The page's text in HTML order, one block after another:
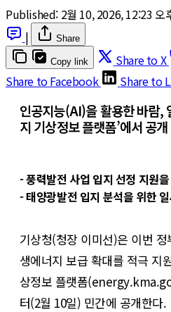
Published: 2월 10, 2026, 12:23 오
|
Share
Copy link Share to X
Share to Facebook
Share to
인공지능(AI)을 활용한 바람,
지 기상정보 플랫폼’에서 공개
- 풍력발전 사업 입지 선정 지원
- 태양광발전 입지 분석을 위한
기상청(청장 이미선)은 이번
생에너지 보급 확대를 적극 지
상정보 플랫폼
터(2월 10일) 민간에 공개한다.